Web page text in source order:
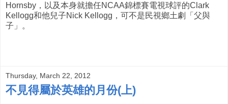
Hornsby，以及本身就擔任NCAA錦標賽電視球評的Clark
Kellogg和他兒子Nick Kellogg，可不是民視鄉土劇「父與
子」。
Thursday, March 22, 2012
不見得屬於英雄的月份(上)